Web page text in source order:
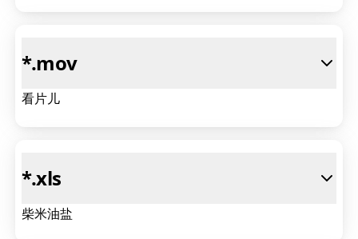
*.mov
看片儿
*.xls
柴米油盐